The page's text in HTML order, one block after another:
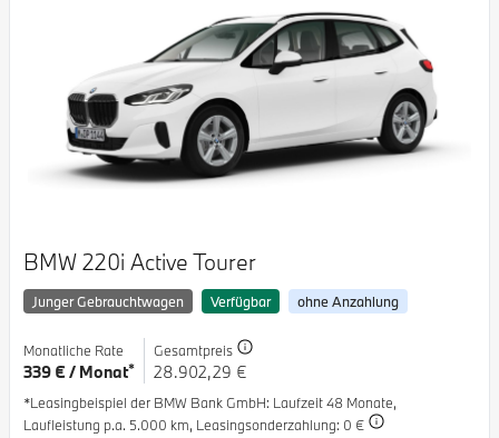
BMW 220i Active Tourer
Junger Gebrauchtwagen Verfügbar ohne Anzahlung
Monatliche Rate
339 € / Monat*
Gesamtpreis
28.902,29 €
*Leasingbeispiel der BMW Bank GmbH: Laufzeit 48 Monate,
Laufleistung p.a. 5.000 km, Leasingsonderzahlung: 0 €